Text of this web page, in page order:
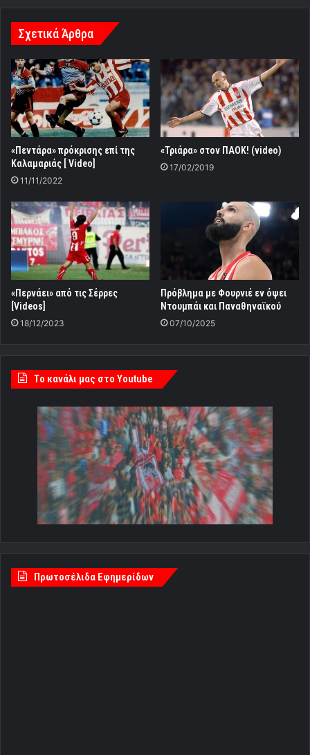
Σχετικά Άρθρα
«Πεντάρα» πρόκρισης επί της
Καλαμαριάς [ Video]
11/11/2022
«Τριάρα» στον ΠΑΟΚ! (video)
17/02/2019
«Περνάει» από τις Σέρρες
[Videos]
18/12/2023
Πρόβλημα με Φουρνιέ εν όψει
Ντουμπάι και Παναθηναϊκού
07/10/2025
Tο κανάλι μας στο Youtube
Πρωτοσέλιδα Εφημερίδων